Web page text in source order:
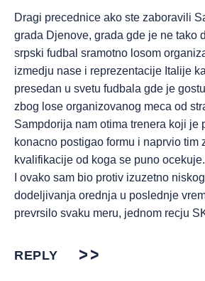
Dragi precednice ako ste zaboravili
grada Djenove, grada gde je ne tako
srpski fudbal sramotno losom
izmedju nase i reprezentacije Italije
presedan u svetu fudbala gde je
zbog lose organizovanog meca od
Sampdorija nam otima trenera koji je
konacno postigao formu i naprvio tim
kvalifikacije od koga se puno ocekuje.
I ovako sam bio protiv izuzetno
dodeljivanja orednja u poslednje
prevrsilo svaku meru, jednom recju
REPLY